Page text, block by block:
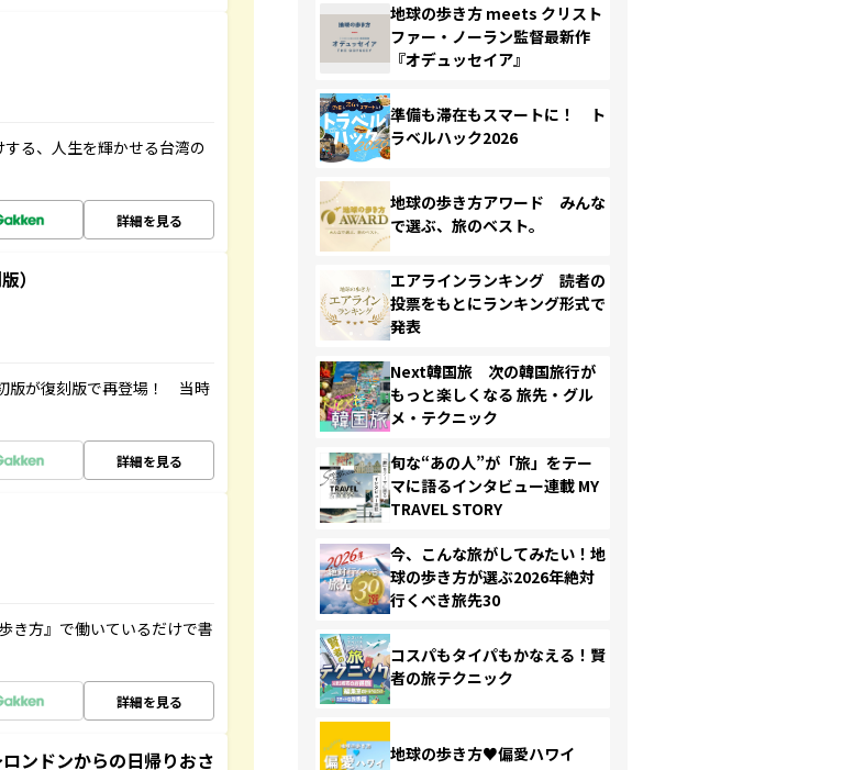
る、人生を輝かせる台湾の
詳細を見る
）
版が復刻版で再登場！ 当時
詳細を見る
き方』で働いているだけで書
詳細を見る
ンドンからの日帰りおさ
地球の歩き方 meets クリスト
ファー・ノーラン監督最新作
『オデュッセイア』
準備も滞在もスマートに！ ト
ラベルハック2026
地球の歩き方アワード みんな
で選ぶ、旅のベスト。
エアラインランキング 読者の
投票をもとにランキング形式で
発表
Next韓国旅 次の韓国旅行が
もっと楽しくなる 旅先・グル
メ・テクニック
旬な“あの人”が「旅」をテー
マに語るインタビュー連載 MY
TRAVEL STORY
今、こんな旅がしてみたい！地
球の歩き方が選ぶ2026年絶対
行くべき旅先30
コスパもタイパもかなえる！賢
者の旅テクニック
地球の歩き方♥偏愛ハワイ